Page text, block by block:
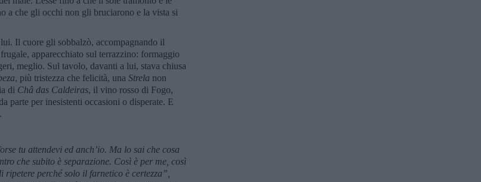
a che gli occhi non gli bruciarono e la vista si
Il cuore gli sobbalzò, accompagnando il
apparecchiato sul terrazzino: formaggio
meglio. Sul tavolo, davanti a lui, stava chiusa
, più tristezza che felicità, una Strela non
di Châ das Caldeiras, il vino rosso di Fogo,
parte per inesistenti occasioni o disperate. E
tu attendevi ed anch ’io. Ma lo sai che cosa
che subito è separazione. Così è per me, così
ripetere perchésolo il farnetico è certezza”